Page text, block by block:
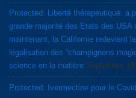
Protected: Liberté thérapeutique: a part quelques Etats archaiques, la
grande majorité des Etats des
maintenant, la Californie redevient
légalisation des “champignons
science en la matière September
Protected: Ivermectine pour le